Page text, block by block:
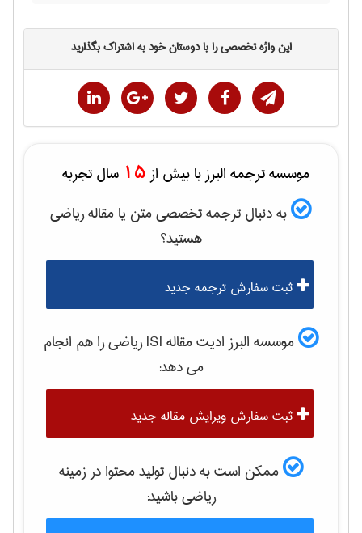
این واژه تخصصی را با دوستان خود به اشتراک بگذارید
موسسه ترجمه البرز با بیش از 15 سال تجربه
به دنبال ترجمه تخصصی متن یا مقالهرياضی
هستید؟
ثبت سفارش ترجمه جدید
موسسه البرز ادیت مقاله ISI رياضیرا هم انجام
می دهد:
ثبت سفارش ویرایش مقاله جدید
ممکن است به دنبال تولید محتوا در زمینه
رياضیباشید: